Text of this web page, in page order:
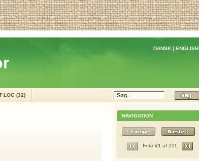
DANSK | ENGLISH
LOG (32)
NAVIGATION
Foto #1 af 211